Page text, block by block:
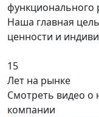
функционального
Наша главная
ценности и
15
Лет на рынке
Смотреть видео о
компании